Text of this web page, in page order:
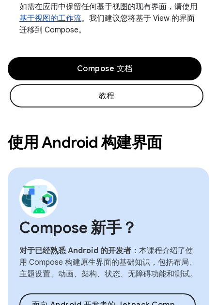
如需在应用中保留任何基于视图的现有界面，请使用
基于视图的工作流。我们建议您将基于 View 的界面
迁移到 Compose。
Compose 文档
教程
使用 Android 构建界面
Compose 新手？
对于已经熟悉 Android 的开发者： 本课程介绍了使
用 Compose 构建原生界面的基础知识，包括布局、
主题设置、动画、架构、状态、无障碍功能和测试。